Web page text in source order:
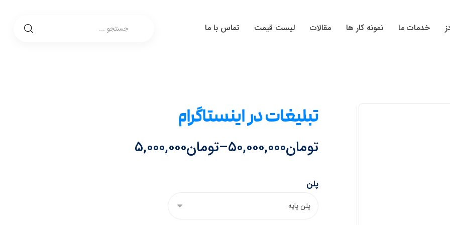
خدمات ما نمونه کار ها مقالات لیست قیمت تماس با ما
تبلیغات در اینستاگرام
تومان۵,۰۰۰,۰۰۰ – تومان۵۰,۰۰۰,۰۰۰
پلن